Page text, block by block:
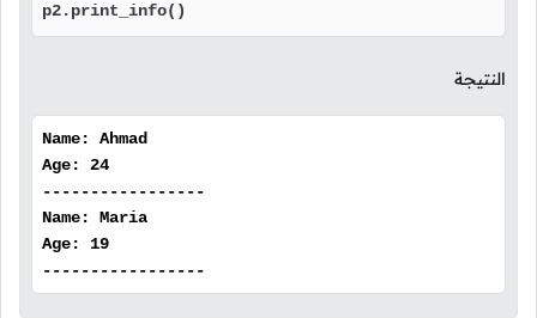
p2.print_info()
النتيجة
Name: Ahmad
Age: 24
-----------------
Name: Maria
Age: 19
-----------------